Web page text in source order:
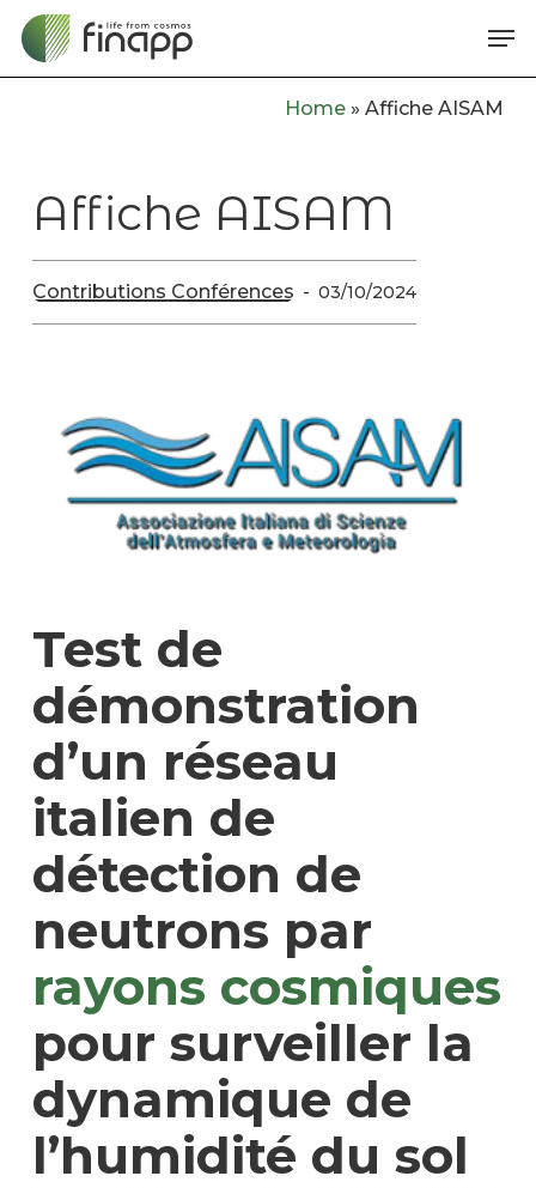
Skip
Home »Affiche AISAM
Affiche AISAM
Contributions Conférences 03/10/2024
Test de
démonstration
d’un réseau
italien de
détection de
neutrons par
rayons cosmiques
pour surveiller la
dynamique de
l’humidité du sol